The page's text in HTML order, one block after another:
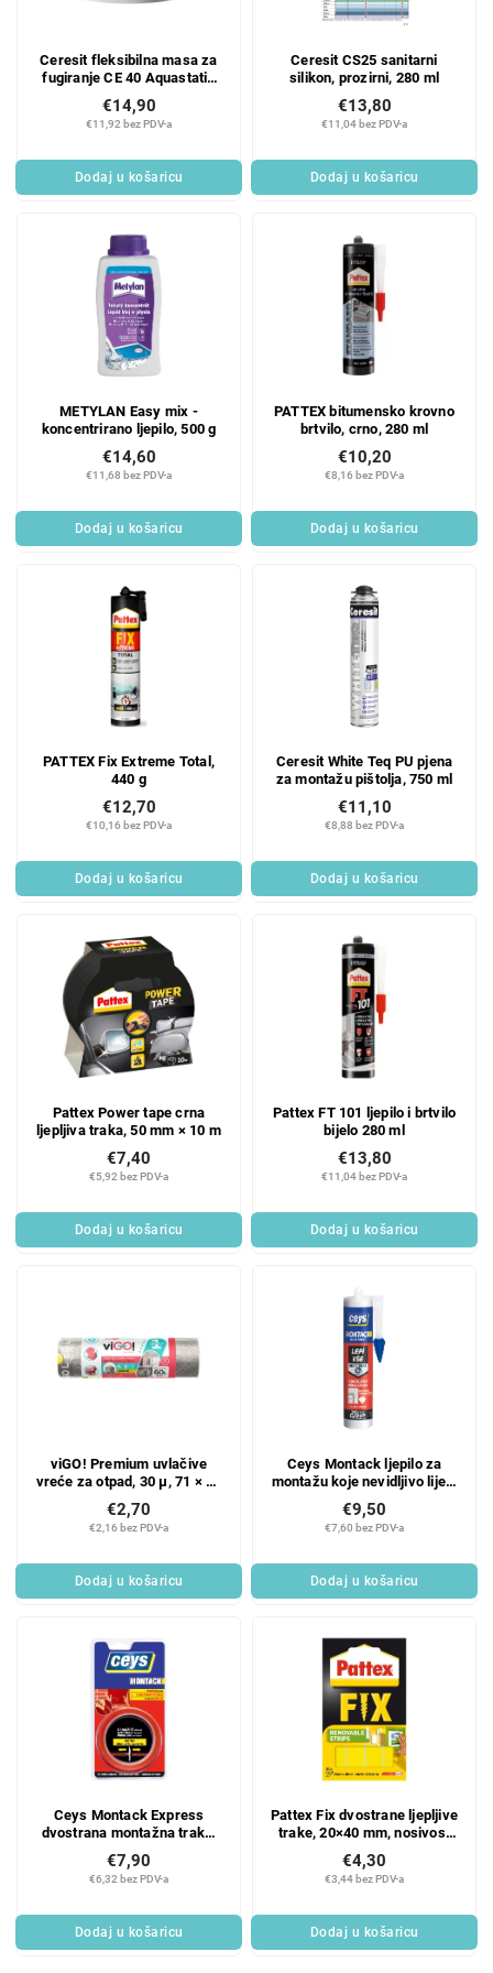
Ceresit fleksibilna masa za
fugiranje CE 40 Aquastatic
€11,92 bez PDV-a
€14,90
Dodaj u košaricu
Ceresit CS25 sanitarni
silikon, prozirni, 280 ml
€11,04 bez PDV-a
€13,80
Dodaj u košaricu
METYLAN Easy mix -
koncentrirano ljepilo, 500 g
€11,68 bez PDV-a
€14,60
Dodaj u košaricu
PATTEX bitumensko krovno
brtvilo, crno, 280 ml
€8,16 bez PDV-a
€10,20
Dodaj u košaricu
PATTEX Fix Extreme Total,
440 g
€10,16 bez PDV-a
€12,70
Dodaj u košaricu
Ceresit White Teq PU pjena
za montažu pištolja, 750 ml
€8,88 bez PDV-a
€11,10
Dodaj u košaricu
Pattex Power tape crna
ljepljiva traka, 50 mm × 10 m
€5,92 bez PDV-a
€7,40
Dodaj u košaricu
Pattex FT 101 ljepilo i brtvilo
bijelo 280 ml
€11,04 bez PDV-a
€13,80
Dodaj u košaricu
viGO! Premium uvlačive
vreće za otpad, 30 µ, 71 × 64
cm, 60 l, 10 kom
€2,16 bez PDV-a
€2,70
Dodaj u košaricu
Ceys Montack ljepilo za
montažu koje nevidljivo lijepi
sve, 315 g
€7,60 bez PDV-a
€9,50
Dodaj u košaricu
Ceys Montack Express
dvostrana montažna traka,
€6,32 bez PDV-a
€7,90
Dodaj u košaricu
Pattex Fix dvostrane ljepljive
trake, 20×40 mm, nosivost
€3,44 bez PDV-a
€4,30
Dodaj u košaricu